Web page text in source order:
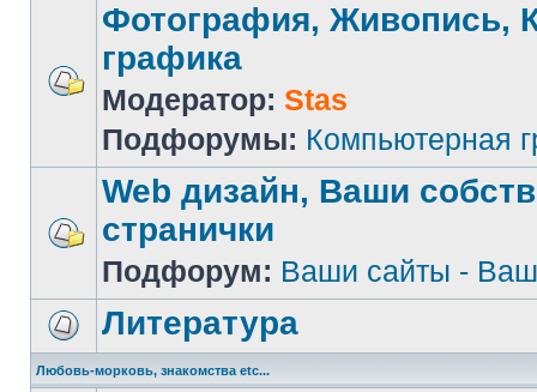
Фотография, Живопись,
графика
Модератор: Stas
Подфорумы: Компьютерная
Web дизайн, Ваши
странички
Подфорум: Ваши сайты -
Литература
Любовь-морковь, знакомства etc...